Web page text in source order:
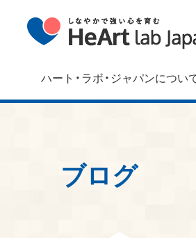
ハート・ラボ・ジャパンについ
ブログ